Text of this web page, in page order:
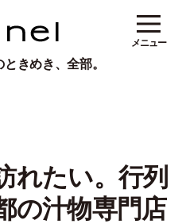
きめき、全部。
メニュー
れたい。行列
の汁物専門店